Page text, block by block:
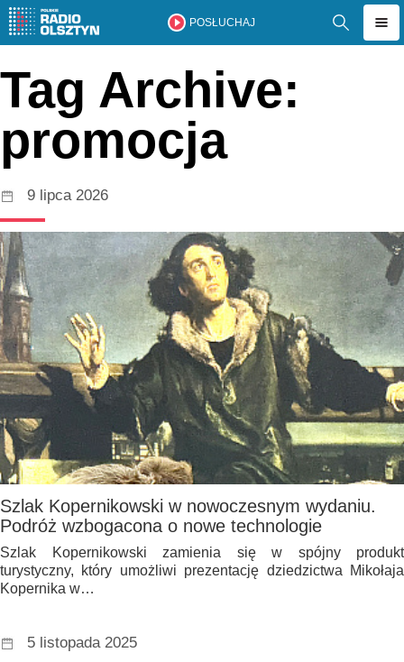
POSŁUCHAJ
Tag Archive:
promocja
9 lipca 2026
Szlak Kopernikowski w nowoczesnym wydaniu.
Podróż wzbogacona o nowe technologie
Szlak Kopernikowski zamienia się w spójny produkt
turystyczny, który umożliwi prezentację dziedzictwa Mikołaja
Kopernika w…
5 listopada 2025